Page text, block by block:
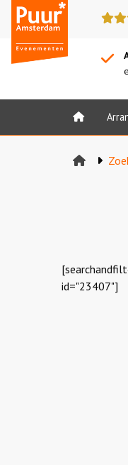
Puur*
Amsterdam
bedrijfsuitjes
Home
id="23407"]